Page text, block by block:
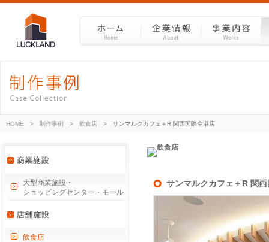
HOME > 制作事例 > 飲食店 > サンマルクカフェ＋R 関西国際空港店
サンマルクカフェ＋R 関
大型商業施設・
ショッピングセンター・モール
飲食店